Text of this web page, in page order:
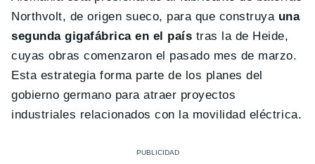
Northvolt, de origen sueco, para que construyauna
segunda gigafábrica en el país tras la de Heide,
cuyas obras comenzaron el pasado mes de marzo.
Esta estrategia forma parte de los planes del
gobierno germano para atraer proyectos
industriales relacionados con la movilidad eléctrica.